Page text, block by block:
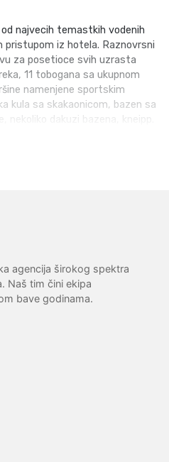
najvecih temastkih vodenih
pristupom iz hotela. Raznovrsni
za posetioce svih uzrasta
11 tobogana sa ukupnom
namenjene sportskim
kula sa skakaonicom, bazen sa
nekoliko dakuzi bazena, kneipp.
agencija širokog spektra
Naš tim čini ekipa
bave godinama.